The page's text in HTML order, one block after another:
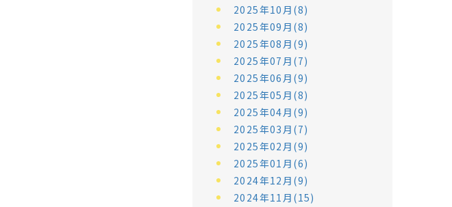
2025年10月(8)
2025年09月(8)
2025年08月(9)
2025年07月(7)
2025年06月(9)
2025年05月(8)
2025年04月(9)
2025年03月(7)
2025年02月(9)
2025年01月(6)
2024年12月(9)
2024年11月(15)